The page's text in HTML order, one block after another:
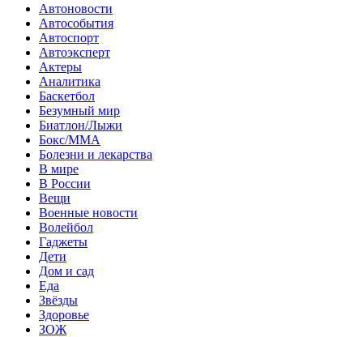
Автоновости
Автособытия
Автоспорт
Автоэксперт
Актеры
Аналитика
Баскетбол
Безумный мир
Биатлон/Лыжи
Бокс/MMA
Болезни и лекарства
В мире
В России
Вещи
Военные новости
Волейбол
Гаджеты
Дети
Дом и сад
Еда
Звёзды
Здоровье
ЗОЖ